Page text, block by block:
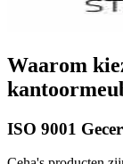
Waarom
ISO 9001